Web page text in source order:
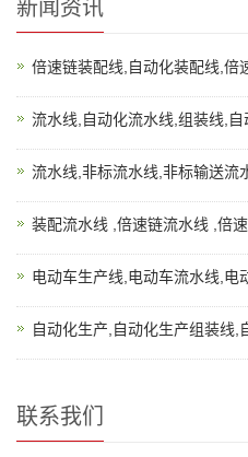
新闻资讯
倍速链装配线,自动化装配线,倍
流水线,自动化流水线,组装线,
装配流水线 ,倍速链流水线 ,倍
电动车生产线,电动车流水线,电
自动化生产,自动化生产组装线,
联系我们